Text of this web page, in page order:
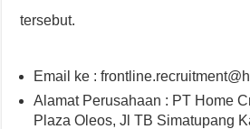
tersebut.
Email ke :
Alamat Perusahaan : PT Home
Plaza Oleos, Jl TB Simatupang